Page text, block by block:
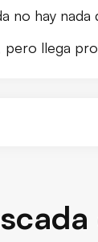
no hay
llega